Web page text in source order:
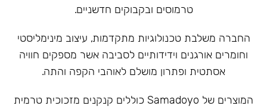
טרמוסים ובקבוקים חדשניים.
‏החברה משלבת טכנולוגיות מתקדמות, עיצוב מינימליסטי
וחומרים אורגנים וידידותיים לסביבה אשר מספקים חוויה
אסתטית ופתרון מושלם לאוהבי הקפה והתה.
המוצרים של Samadoyo כוללים קנקנים מזכוכית טרמית